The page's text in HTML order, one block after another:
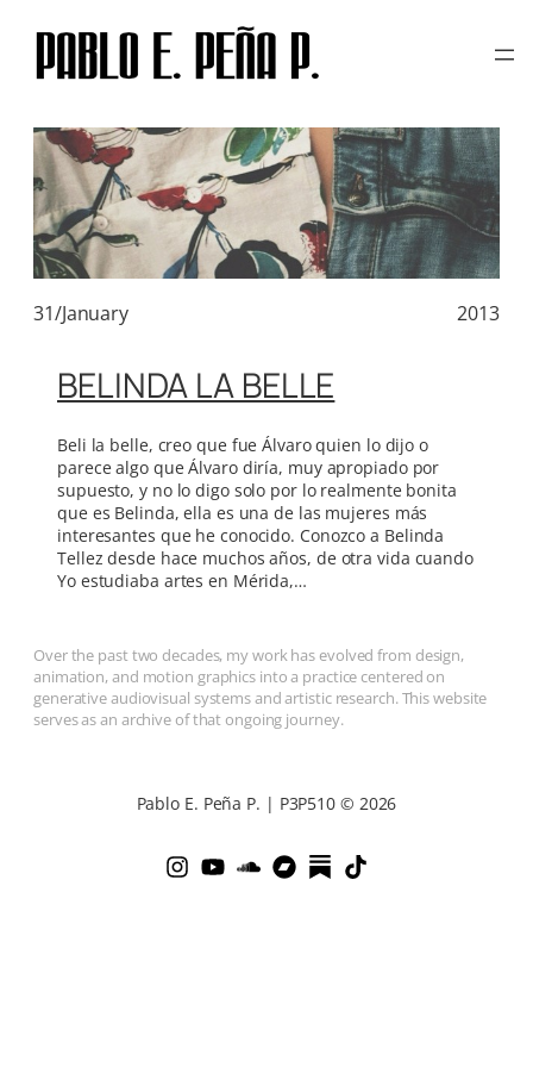
TAG: BELINDA TELLEZ
31/January 2013
BELINDA LA BELLE
Beli la belle, creo que fue Álvaro quien lo dijo o
parece algo que Álvaro diría, muy apropiado por
supuesto, y no lo digo solo por lo realmente bonita
que es Belinda, ella es una de las mujeres más
interesantes que he conocido. Conozco a Belinda
Tellez desde hace muchos años, de otra vida cuando
Yo estudiaba artes en Mérida,…
Over the past two decades, my work has evolved from design,
animation, and motion graphics into a practice centered on
generative audiovisual systems and artistic research. This website
serves as an archive of that ongoing journey.
Pablo E. Peña P. | P3P510 © 2026